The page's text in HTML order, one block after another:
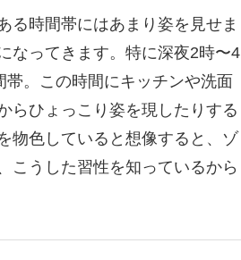
る時間帯にはあまり姿を見せま
なってきます。特に深夜2時〜4
帯。この時間にキッチンや洗面
らひょっこり姿を現したりする
物色していると想像すると、ゾ
こうした習性を知っているから